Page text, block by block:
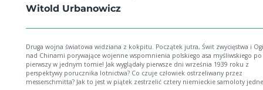
Witold Urbanowicz
Druga wojna światowa widziana z kokpitu. Początek jutra, Świt zwycięstwa i
nad Chinami­ porywające wojenne wspomnienia polskiego asa myśliwskiego po raz
pierwszy w jednym tomie! Jak wyglądały pierwsze dni września 1939 roku z
perspektywy porucznika lotnictwa? Co czuje człowiek ostrzeliwany przez
messerschmitta? Jak to jest w piątek zestrzelić cztery niemieckie samoloty jednego